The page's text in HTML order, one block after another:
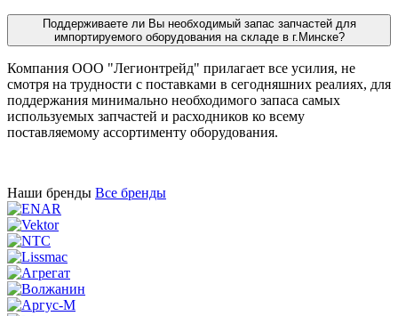
Поддерживаете ли Вы необходимый запас запчастей для
импортируемого оборудования на складе в г.Минске?
Компания ООО "Легионтрейд" прилагает все усилия, не
смотря на трудности с поставками в сегодняшних реалиях, для
поддержания минимально необходимого запаса самых
используемых запчастей и расходников ко всему
поставляемому ассортименту оборудования.
Наши бренды Все бренды